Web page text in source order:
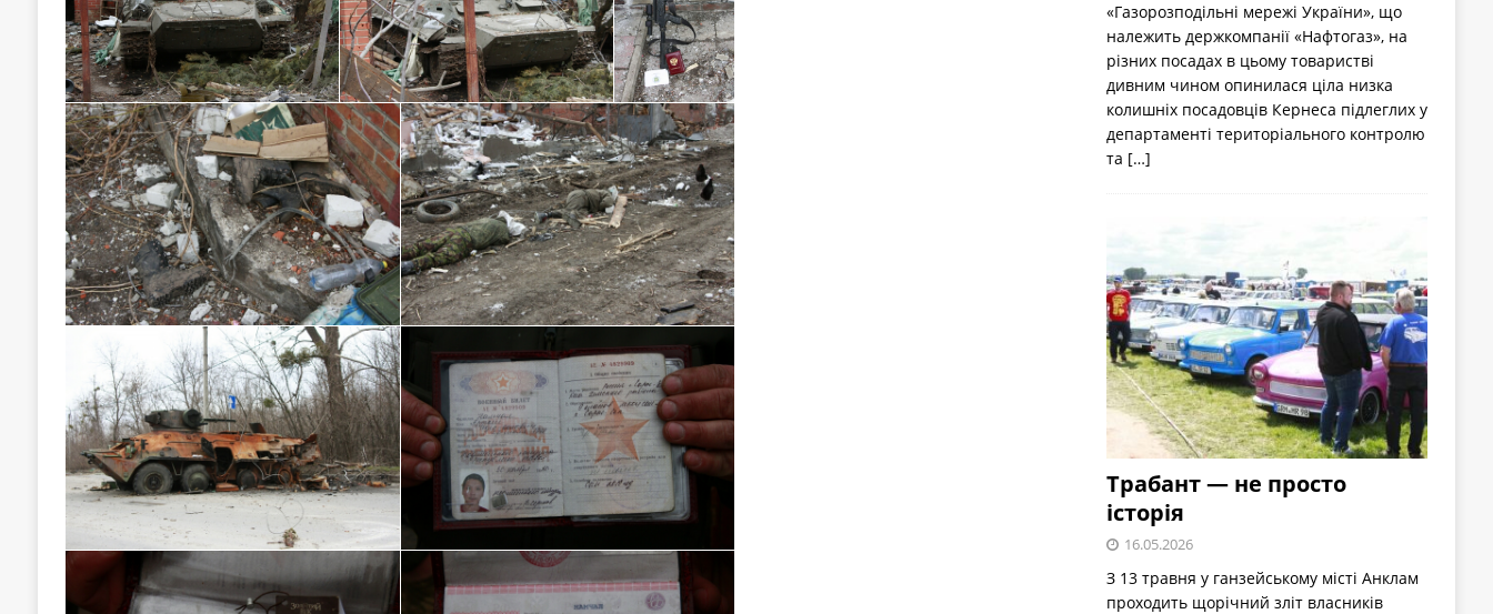
«Газорозподільні мережі України», що
належить держкомпанії «Нафтогаз», на
різних посадах в цьому товаристві
дивним чином опинилася ціла низка
колишніх посадовців Кернеса підлеглих у
департаменті територіального контролю
та […]
Трабант — не просто
історія
16.05.2026
З 13 травня у ганзейському місті Анклам
проходить щорічний зліт власників